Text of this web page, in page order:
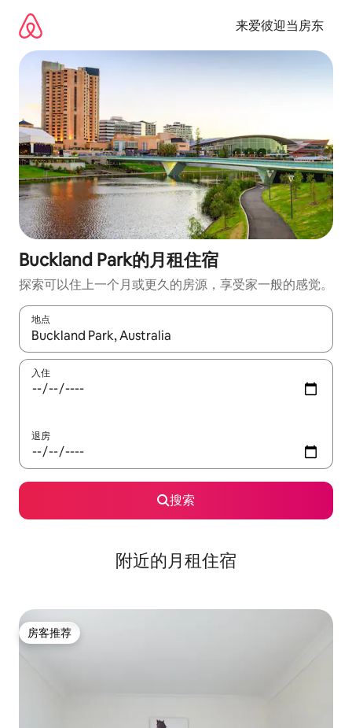
来爱彼迎当房东
Buckland Park的月租住宿
探索可以住上一个月或更久的房源，享受家一般的感觉。
地点
如有搜索结果，请使用上下方向键查看，或通过点击或滑动手势
入住
退房
搜索
附近的月租住宿
房客推荐
房客推荐